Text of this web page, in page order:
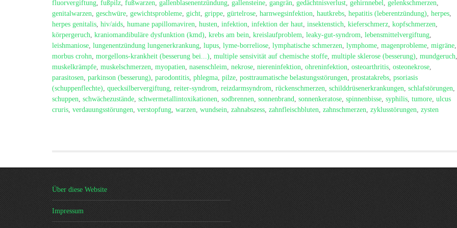
fluorvergiftung, fußpilz, fußwarzen, gallenblasenentzündung, gallensteine, gangrän, gedächtnisverlust, gehirnnebel, gelenkschmerzen,
genitalwarzen, geschwüre, gewichtsprobleme, gicht, grippe, gürtelrose, harnwegsinfektion, hautkrebs, hepatitis (leberentzündung), herpes,
herpes genitalis, hiv/aids, humane papillomaviren, husten, infektion, infektion der haut, insektenstich, kieferschmerz, kopfschmerzen,
körpergeruch, kraniomandibuläre dysfunktion (kmd), krebs am bein, kreislaufproblem, leaky-gut-syndrom, lebensmittelvergiftung,
leishmaniose, lungenentzündung lungenerkrankung, lupus, lyme-borreliose, lymphatische schmerzen, lymphome, magenprobleme, migräne,
morbus crohn, morgellons-krankheit (besserung bei...), multiple sensivität auf chemische stoffe, multiple sklerose (besserung), mundgeruch,
muskelkrämpfe, muskelschmerzen, myopatien, nasenschleim, nekrose, niereninfektion, ohreninfektion, osteoarthritis, osteonekrose,
parasitosen, parkinson (besserung), parodontitis, phlegma, pilze, posttraumatische belastungsstörungen, prostatakrebs, psoriasis
(schuppenflechte), quecksilbervergiftung, reiter-syndrom, reizdarmsyndrom, rückenschmerzen, schilddrüsenerkrankungen, schlafstörungen,
schuppen, schwächezustände, schwermetallintoxikationen, sodbrennen, sonnenbrand, sonnenkeratose, spinnenbisse, syphilis, tumore, ulcus
cruris, verdauungsstörungen, verstopfung, warzen, wundsein, zahnabszess, zahnfleischbluten, zahnschmerzen, zyklusstörungen, zysten
Über diese Website
Impressum